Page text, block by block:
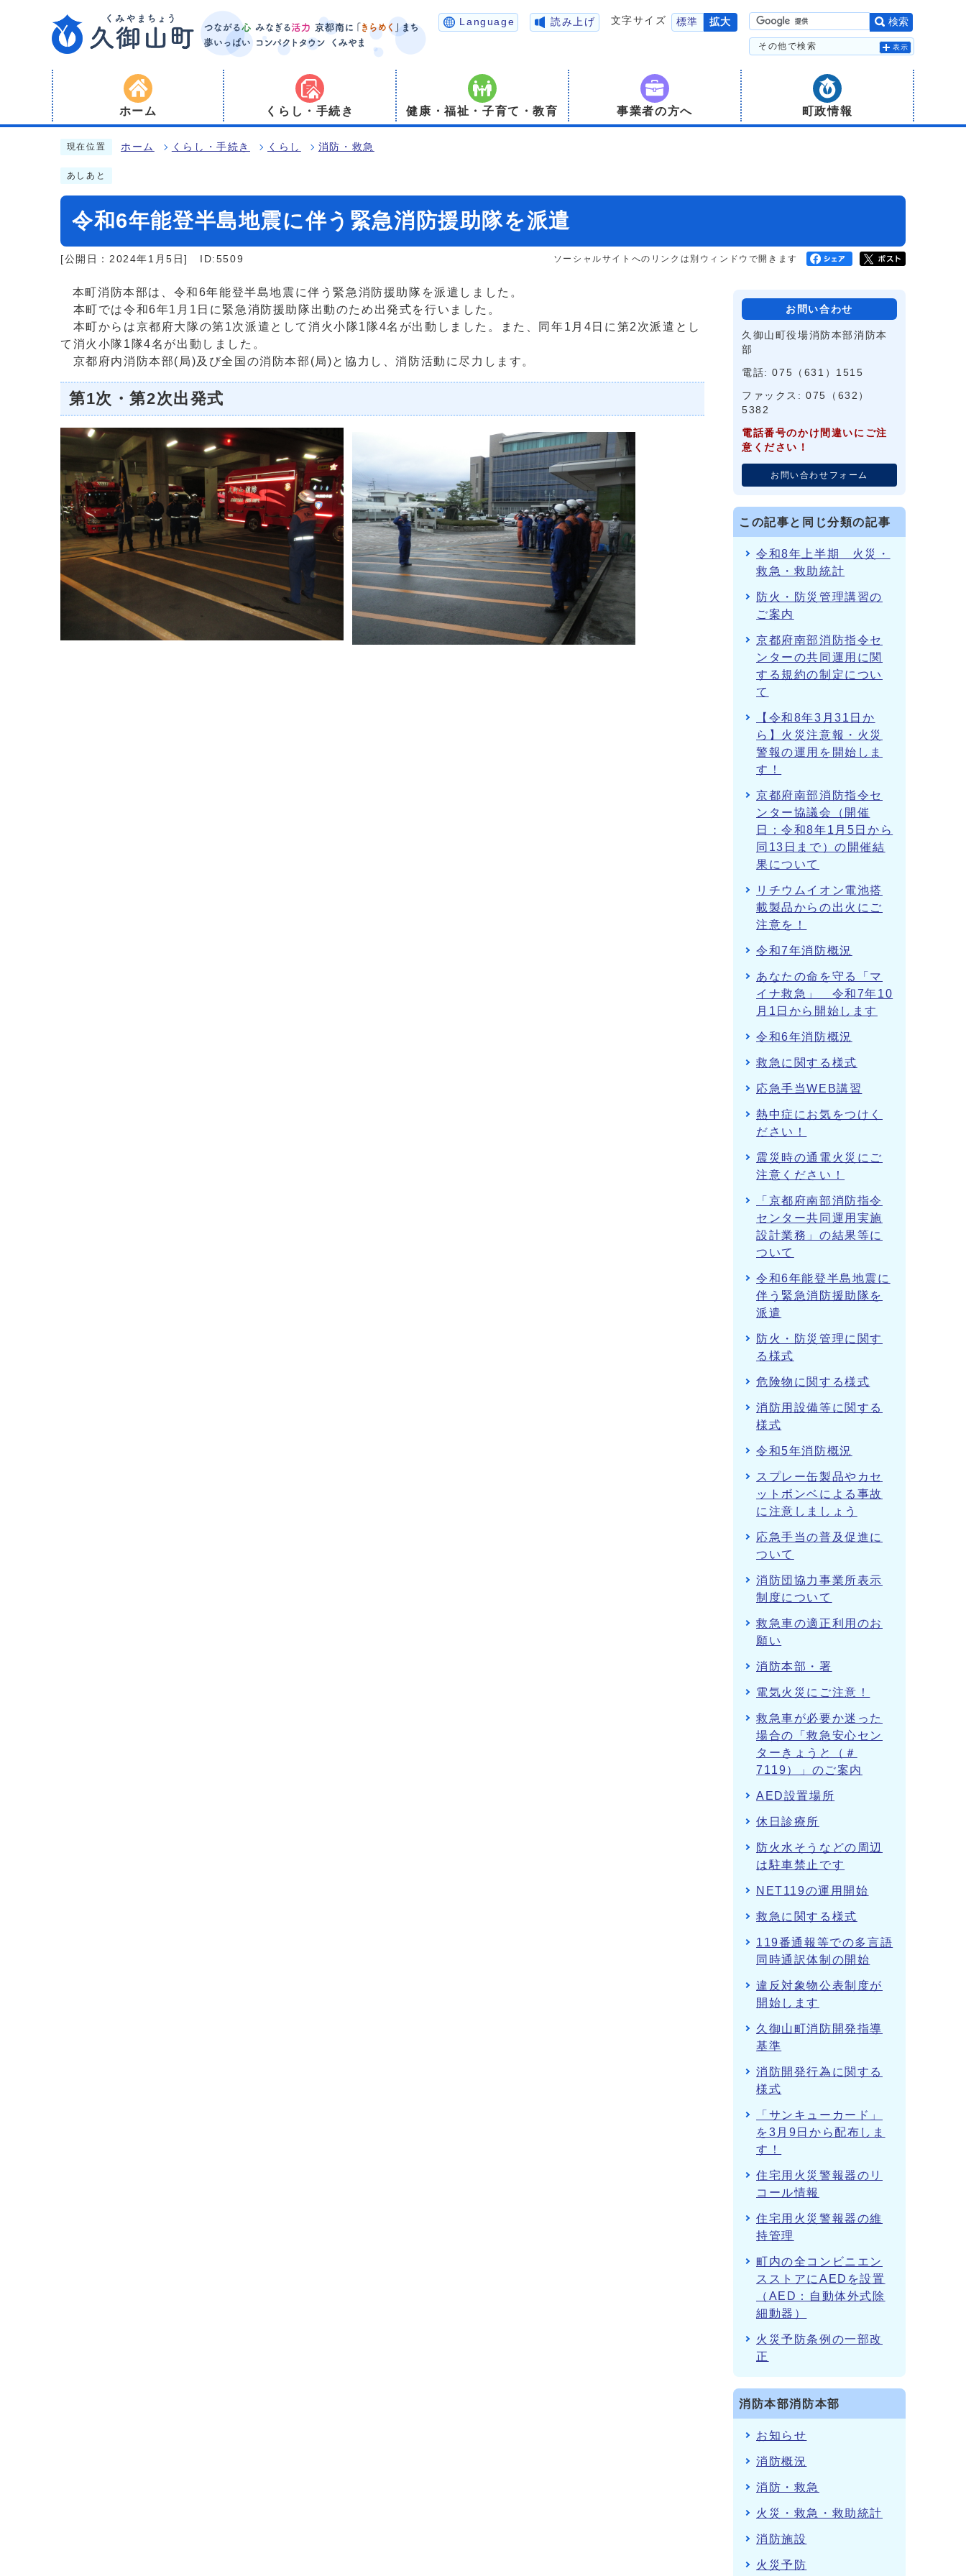
Language 読み上げ 文字サイズ 標準 拡大 検索
その他で検索 表示
ホーム くらし・手続き 健康・福祉・子育て・教育 事業者の方へ 町政情報
現在位置 ホーム くらし・手続き くらし 消防・救急
あしあと
令和6年能登半島地震に伴う緊急消防援助隊を派遣
[公開日：2024年1月5日] ID:5509 ソーシャルサイトへのリンクは別ウィンドウで開きます
本町消防本部は、令和6年能登半島地震に伴う緊急消防援助隊を派遣しました。
本町では令和6年1月1日に緊急消防援助隊出動のため出発式を行いました。
本町からは京都府大隊の第1次派遣として消火小隊1隊4名が出動しました。また、同年1月4日に第2次派遣とし
て消火小隊1隊4名が出動しました。
京都府内消防本部(局)及び全国の消防本部(局)と協力し、消防活動に尽力します。
第1次・第2次出発式
お問い合わせ
久御山町役場消防本部消防本
部
電話: 075（631）1515
ファックス: 075（632）
5382
電話番号のかけ間違いにご注
意ください！
お問い合わせフォーム
この記事と同じ分類の記事
令和8年上半期 火災・
救急・救助統計
防火・防災管理講習の
ご案内
京都府南部消防指令セ
ンターの共同運用に関
する規約の制定につい
て
【令和8年3月31日か
ら】火災注意報・火災
警報の運用を開始しま
す！
京都府南部消防指令セ
ンター協議会（開催
日：令和8年1月5日から
同13日まで）の開催結
果について
リチウムイオン電池搭
載製品からの出火にご
注意を！
令和7年消防概況
あなたの命を守る「マ
イナ救急」 令和7年10
月1日から開始します
令和6年消防概況
救急に関する様式
応急手当WEB講習
熱中症にお気をつけく
ださい！
震災時の通電火災にご
注意ください！
「京都府南部消防指令
センター共同運用実施
設計業務」の結果等に
ついて
令和6年能登半島地震に
伴う緊急消防援助隊を
派遣
防火・防災管理に関す
る様式
危険物に関する様式
消防用設備等に関する
様式
令和5年消防概況
スプレー缶製品やカセ
ットボンベによる事故
に注意しましょう
応急手当の普及促進に
ついて
消防団協力事業所表示
制度について
救急車の適正利用のお
願い
消防本部・署
電気火災にご注意！
救急車が必要か迷った
場合の「救急安心セン
ターきょうと（＃
7119）」のご案内
AED設置場所
休日診療所
防火水そうなどの周辺
は駐車禁止です
NET119の運用開始
救急に関する様式
119番通報等での多言語
同時通訳体制の開始
違反対象物公表制度が
開始します
久御山町消防開発指導
基準
消防開発行為に関する
様式
「サンキューカード」
を3月9日から配布しま
す！
住宅用火災警報器のリ
コール情報
住宅用火災警報器の維
持管理
町内の全コンビニエン
スストアにAEDを設置
（AED：自動体外式除
細動器）
火災予防条例の一部改
正
消防本部消防本部
お知らせ
消防概況
消防・救急
火災・救急・救助統計
消防施設
火災予防